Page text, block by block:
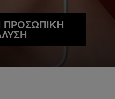
ΠΡΟΣΩΠΙΚΗ